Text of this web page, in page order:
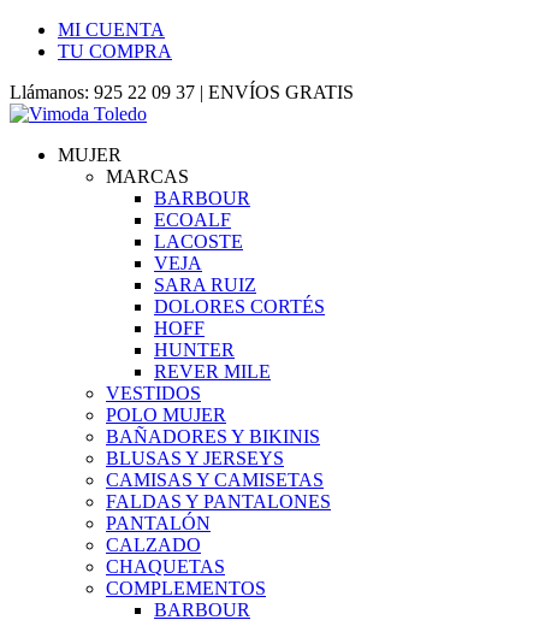
MI CUENTA
TU COMPRA
Llámanos: 925 22 09 37 | ENVÍOS GRATIS
MUJER
MARCAS
BARBOUR
ECOALF
LACOSTE
VEJA
SARA RUIZ
DOLORES CORTÉS
HOFF
HUNTER
REVER MILE
VESTIDOS
POLO MUJER
BAÑADORES Y BIKINIS
BLUSAS Y JERSEYS
CAMISAS Y CAMISETAS
FALDAS Y PANTALONES
PANTALÓN
CALZADO
CHAQUETAS
COMPLEMENTOS
BARBOUR